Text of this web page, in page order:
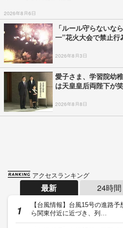
2026年8月6日
「ルール守らないな
一”花火大会で禁止
2026年8月3日
愛子さま、学習院幼
は天皇皇后両陛下が
2026年8月8日
アクセスランキング
最新 24時間
【台風情報】台風15号の進路
ら関東付近に近づき、列…